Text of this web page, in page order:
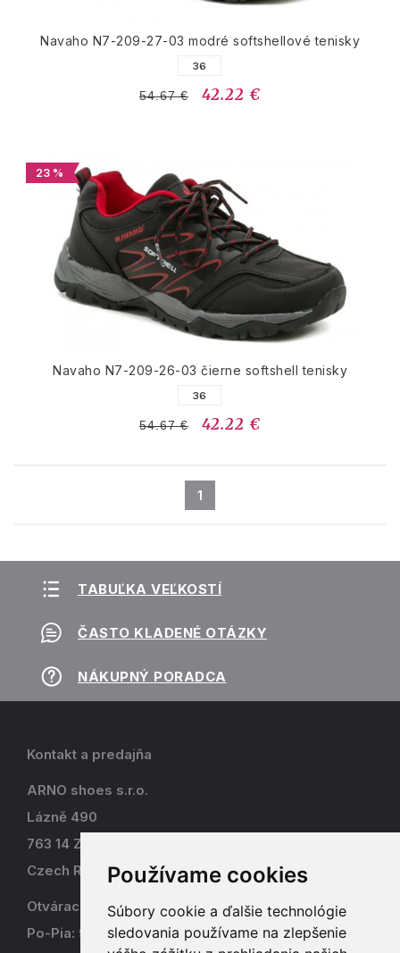
Používame cookies
Súbory cookie a ďalšie technológie
sledovania používame na zlepšenie
Navaho N7-209-27-03 modré softshellové tenisky
36
54.67 € 42.22 €
23 %
Navaho N7-209-26-03 čierne softshell tenisky
36
54.67 € 42.22 €
1
TABUĽKA VEĽKOSTÍ
ČASTO KLADENÉ OTÁZKY
NÁKUPNÝ PORADCA
Kontakt a predajňa
ARNO shoes s.r.o.
Lázně 490
763 14 Zlín - Kostelec
Czech Republic
Otváracia doba
Po-Pia: 9-17